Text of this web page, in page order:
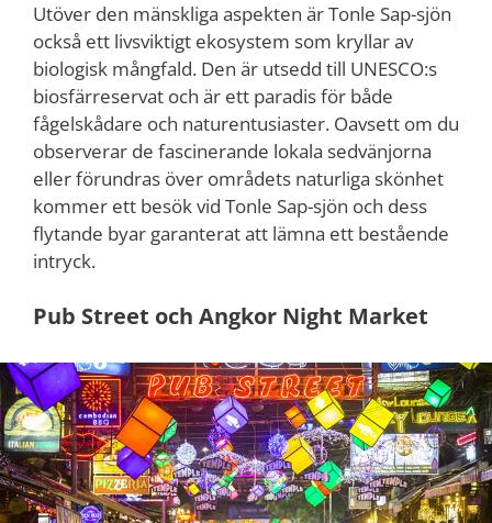
Utöver den mänskliga aspekten är Tonle Sap-sjön
också ett livsviktigt ekosystem som kryllar av
biologisk mångfald. Den är utsedd till UNESCO:s
biosfärreservat och är ett paradis för både
fågelskådare och naturentusiaster. Oavsett om du
observerar de fascinerande lokala sedvänjorna
eller förundras över områdets naturliga skönhet
kommer ett besök vid Tonle Sap-sjön och dess
flytande byar garanterat att lämna ett bestående
intryck.
Pub Street och Angkor Night Market